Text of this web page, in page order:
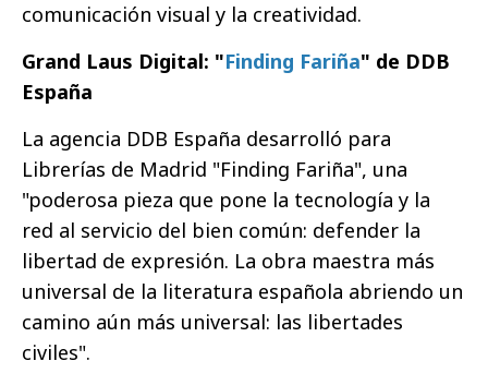
comunicación visual y la creatividad.
Grand Laus Digital: "Finding Fariña" de DDB
España
La agencia DDB España desarrolló para
Librerías de Madrid "Finding Fariña", una
"poderosa pieza que pone la tecnología y la
red al servicio del bien común: defender la
libertad de expresión. La obra maestra más
universal de la literatura española abriendo un
camino aún más universal: las libertades
civiles".